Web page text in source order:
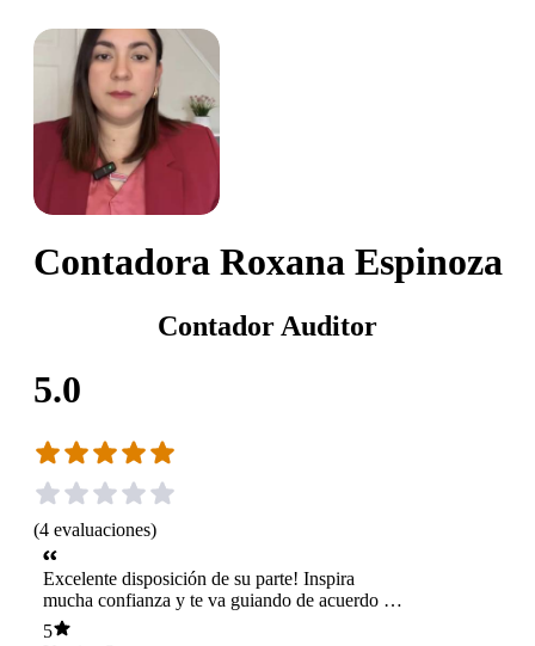
Contadora Roxana Espinoza
Contador Auditor
5.0
(4 evaluaciones)
Excelente disposición de su parte! Inspira
mucha confianza y te va guiando de acuerdo a
tus necesidades, es atenta y está ahí ante
5